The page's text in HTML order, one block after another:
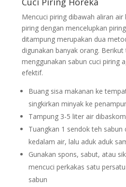
Mencuci piring dibawah aliran air
piring dengan mencelupkan
ditampung merupakan dua
digunakan banyak orang.
menggunakan sabun cuci piring
efektif.
Buang sisa makanan ke
singkirkan minyak ke
Tampung 3-5 liter air
Tuangkan 1 sendok teh sabun
kedalam air, lalu aduk aduk
Gunakan spons, sabut, atau
mencuci perkakas satu
sabun